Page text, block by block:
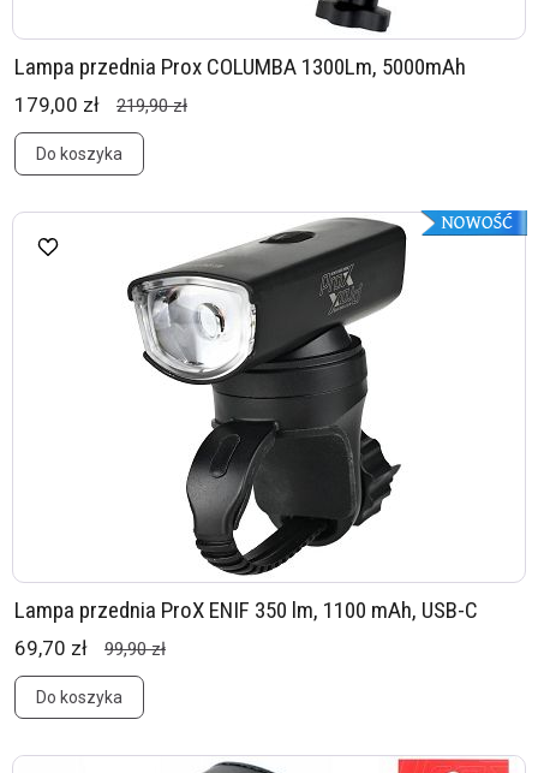
Lampa przednia Prox COLUMBA 1300Lm, 5000mAh
179,00 zł 219,90 zł
Do koszyka
Lampa przednia ProX ENIF 350 lm, 1100 mAh, USB-C
69,70 zł 99,90 zł
Do koszyka